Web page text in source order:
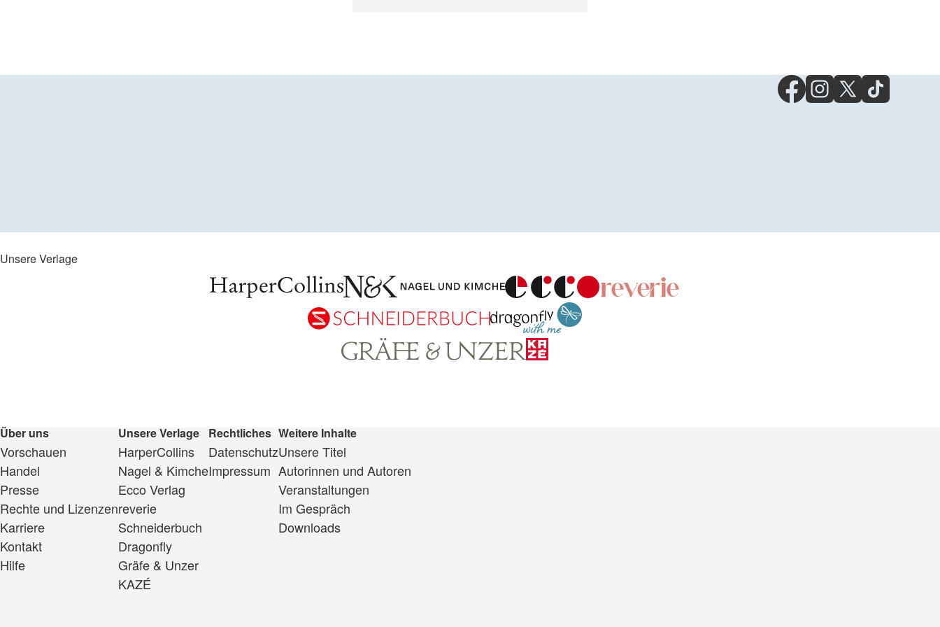
Unsere Verlage
Über uns
Vorschauen
Handel
Presse
Rechte und Lizenzen
Karriere
Kontakt
Hilfe
Unsere Verlage
HarperCollins
Nagel & Kimche
Ecco Verlag
reverie
Schneiderbuch
Dragonfly
Gräfe & Unzer
KAZÉ
Rechtliches
Datenschutz
Impressum
Weitere Inhalte
Unsere Titel
Autorinnen und Autoren
Veranstaltungen
Im Gespräch
Downloads